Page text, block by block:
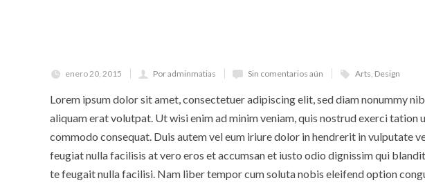
enero 20, 2015 Por adminmatias Sin comentarios aún Arts, Design
Lorem ipsum dolor sit amet, consectetuer adipiscing elit, sed diam nonummy
aliquam erat volutpat. Ut wisi enim ad minim veniam, quis nostrud exerci
commodo consequat. Duis autem vel eum iriure dolor in hendrerit in vulputate
feugiat nulla facilisis at vero eros et accumsan et iusto odio dignissim qui
te feugait nulla facilisi. Nam liber tempor cum soluta nobis eleifend option